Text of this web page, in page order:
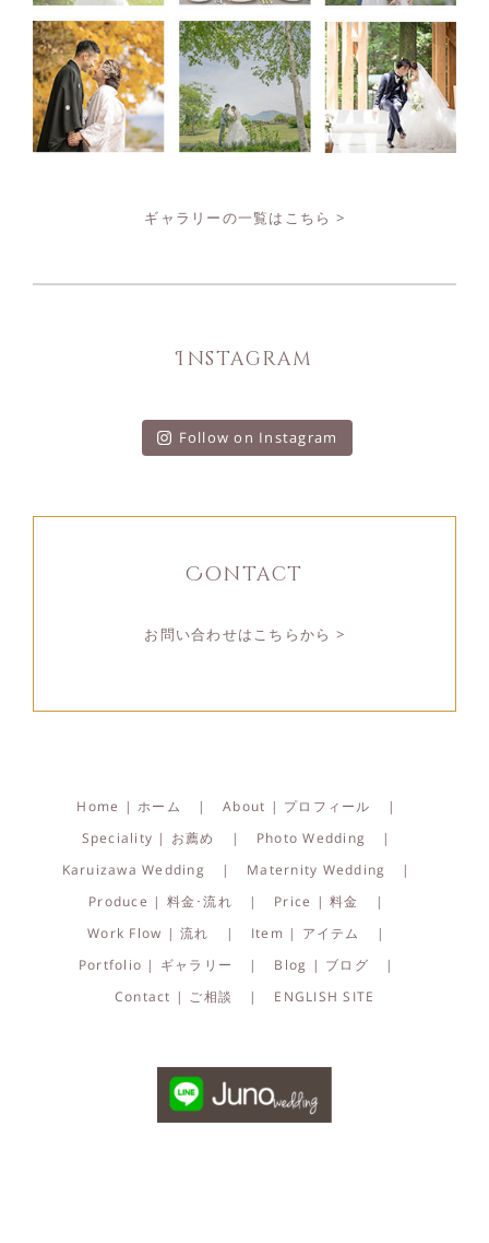
ギャラリーの一覧はこちら >
Instagram
Follow on Instagram
Contact
お問い合わせはこちらから >
Home | ホーム
About | プロフィール
Speciality | お薦め
Photo Wedding
Karuizawa Wedding
Maternity Wedding
Produce | 料金･流れ
Price | 料金
Work Flow | 流れ
Item | アイテム
Portfolio | ギャラリー
Blog | ブログ
Contact | ご相談
ENGLISH SITE